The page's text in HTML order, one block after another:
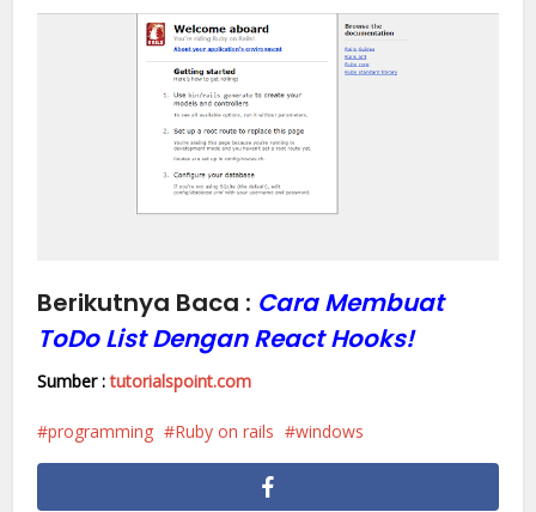
Berikutnya Baca : Cara Membuat
ToDo List Dengan React Hooks!
Sumber :tutorialspoint.com
programming Ruby on rails windows